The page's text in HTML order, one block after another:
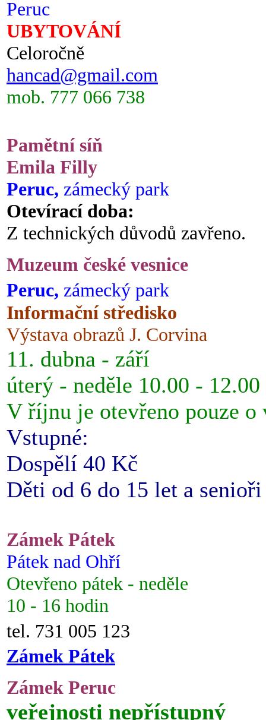
Peruc
UBYTOVÁNÍ
Celoročně
hancad@gmail.com
mob. 777 066 738
Pamětní síň
Emila Filly
Peruc, zámecký park
Otevírací doba:
Z technických důvodů zavřeno.
Muzeum české vesnice
Peruc, zámecký park
Informační středisko
Výstava obrazů J. Corvina
11. dubna - září
úterý - neděle 10.00 -
V říjnu je otevřeno pouze o
Vstupné:
Dospělí 40 Kč
Děti od 6 do 15 let a
Zámek Pátek
Pátek nad Ohří
Otevřeno pátek - neděle
10 - 16 hodin
tel. 731 005 123
Zámek Pátek
Zámek Peruc
veřejnosti nepřístupný